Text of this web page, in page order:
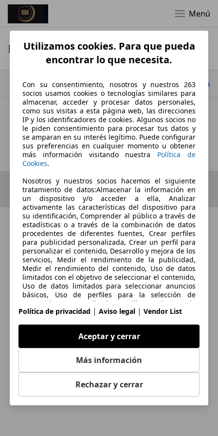
Menú
Datos de empresa
Ir arriba
81 MOTOR
Datos de empresa
Utilizamos cookies. Para que pueda
encontrar lo que necesita.
Con su consentimiento, nosotros y nuestros 263
socios usamos cookies o tecnologías similares para
almacenar, acceder y procesar datos personales,
como sus visitas a esta página web, las direcciones
IP y los identificadores de cookies. Algunos socios no
le piden consentimiento para procesar tus datos y
se amparan en su interés legítimo. Puede configurar
sus preferencias en cualquier momento u obtener
más información visitando nuestra Política de
Cookies.
Nosotros y nuestros socios hacemos el siguiente
tratamiento de datos:Almacenar la información en
un dispositivo y/o acceder a ella, Analizar
activamente las características del dispositivo para
su identificación, Comprender al público a través de
estadísticas o a través de la combinación de datos
procedentes de diferentes fuentes, Crear perfiles
para publicidad personalizada, Crear un perfil para
personalizar el contenido, Desarrollo y mejora de los
servicios, Medir el rendimiento de la publicidad,
Medir el rendimiento del contenido, Uso de datos
limitados con el objetivo de seleccionar el contenido,
Uso de datos limitados para seleccionar anuncios
básicos, Uso de perfiles para la selección de
contenido personalizado, Utilizar datos de
localización geográfica precisa, Utilizar perfiles para
Las cookies, los identificadores de dispositivos o los
identificadores online de similares características (p.
ej., los identificadores basados en inicio de sesión,
los identificadores asignados aleatoriamente, los
identificadores basados en la red), junto con otra
información (p. ej., la información y el tipo del
navegador, el idioma, el tamaño de la pantalla, las
tecnologías compatibles, etc.), pueden almacenarse
o leerse en tu dispositivo a fin de reconocerlo
Política de privacidad | Aviso legal | Vendor List
Aceptar y cerrar
Más información
Rechazar y cerrar